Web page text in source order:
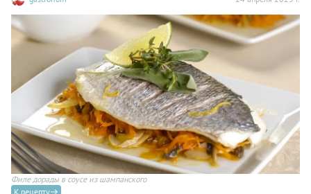
Филе дорады в соусе из шампанского
К рецепту